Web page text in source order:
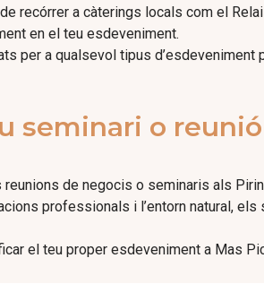
recórrer a càterings locals com el
en el teu esdeveniment.
per a qualsevol tipus d’esdeveniment
seminari o
de negocis o seminaris als
professionals i l’entorn natural,
el teu proper esdeveniment a Mas